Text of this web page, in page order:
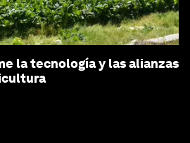
la tecnología y las alianzas